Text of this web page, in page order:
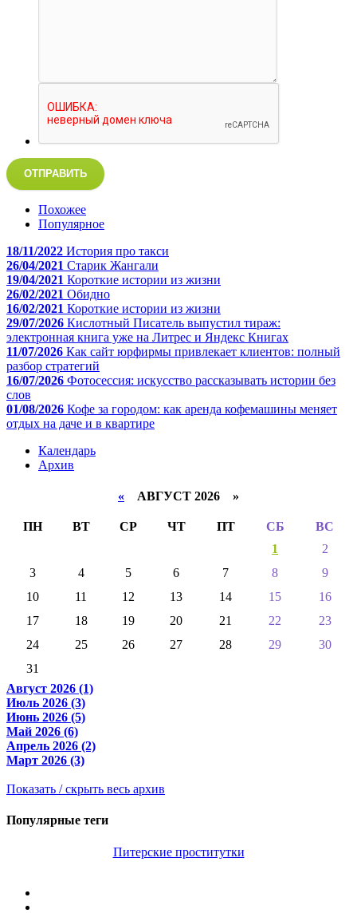
ОТПРАВИТЬ
Похожее
Популярное
18/11/2022 История про такси
26/04/2021 Старик Жангали
19/04/2021 Короткие истории из жизни
26/02/2021 Обидно
16/02/2021 Короткие истории из жизни
29/07/2026 Кислотный Писатель выпустил тираж:
электронная книга уже на Литрес и Яндекс Книгах
11/07/2026 Как сайт юрфирмы привлекает клиентов: полный
разбор стратегий
16/07/2026 Фотосессия: искусство рассказывать истории без
слов
01/08/2026 Кофе за городом: как аренда кофемашины меняет
отдых на даче и в квартире
Календарь
Архив
« АВГУСТ 2026 »
ПН ВТ СР ЧТ ПТ СБ
ВС
1
2
3
4 5 6 7 8
9
10
11 12 13 14 15
16
17
18 19 20 21 22
23
24
25 26 27 28 29
30
31
Август 2026 (1)
Июль 2026 (3)
Июнь 2026 (5)
Май 2026 (6)
Апрель 2026 (2)
Март 2026 (3)
Показать / скрыть весь архив
Популярные теги
Питерские проститутки